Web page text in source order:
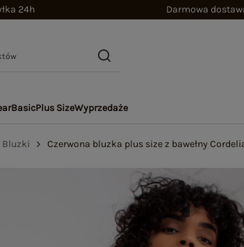
24h Darmowa
BasicPlus SizeWyprzedaże
Bluzki Czerwona bluzka plus size z bawełny